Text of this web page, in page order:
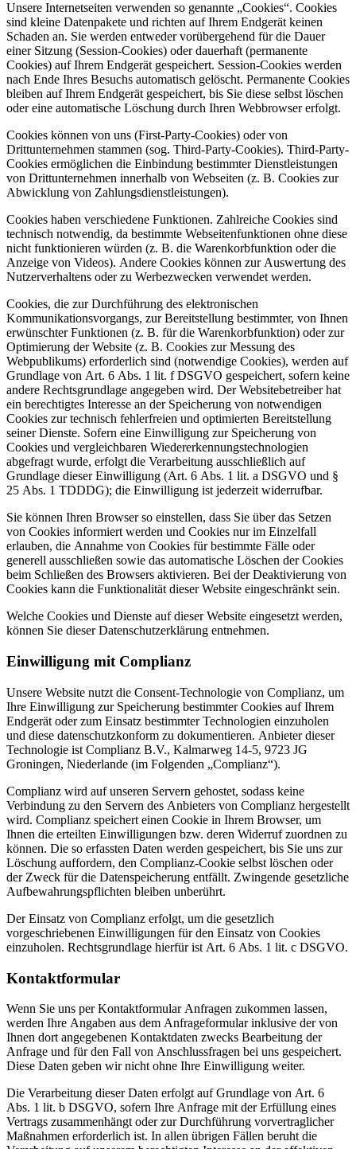
Unsere Internetseiten verwenden so genannte „Cookies“. Cookies
sind kleine Datenpakete und richten auf Ihrem Endgerät keinen
Schaden an. Sie werden entweder vorübergehend für die Dauer
einer Sitzung (Session-Cookies) oder dauerhaft (permanente
Cookies) auf Ihrem Endgerät gespeichert. Session-Cookies werden
nach Ende Ihres Besuchs automatisch gelöscht. Permanente Cookies
bleiben auf Ihrem Endgerät gespeichert, bis Sie diese selbst löschen
oder eine automatische Löschung durch Ihren Webbrowser erfolgt.
Cookies können von uns (First-Party-Cookies) oder von
Drittunternehmen stammen (sog. Third-Party-Cookies). Third-Party-
Cookies ermöglichen die Einbindung bestimmter Dienstleistungen
von Drittunternehmen innerhalb von Webseiten (z. B. Cookies zur
Abwicklung von Zahlungsdienstleistungen).
Cookies haben verschiedene Funktionen. Zahlreiche Cookies sind
technisch notwendig, da bestimmte Webseitenfunktionen ohne diese
nicht funktionieren würden (z. B. die Warenkorbfunktion oder die
Anzeige von Videos). Andere Cookies können zur Auswertung des
Nutzerverhaltens oder zu Werbezwecken verwendet werden.
Cookies, die zur Durchführung des elektronischen
Kommunikationsvorgangs, zur Bereitstellung bestimmter, von Ihnen
erwünschter Funktionen (z. B. für die Warenkorbfunktion) oder zur
Optimierung der Website (z. B. Cookies zur Messung des
Webpublikums) erforderlich sind (notwendige Cookies), werden auf
Grundlage von Art. 6 Abs. 1 lit. f DSGVO gespeichert, sofern keine
andere Rechtsgrundlage angegeben wird. Der Websitebetreiber hat
ein berechtigtes Interesse an der Speicherung von notwendigen
Cookies zur technisch fehlerfreien und optimierten Bereitstellung
seiner Dienste. Sofern eine Einwilligung zur Speicherung von
Cookies und vergleichbaren Wiedererkennungstechnologien
abgefragt wurde, erfolgt die Verarbeitung ausschließlich auf
Grundlage dieser Einwilligung (Art. 6 Abs. 1 lit. a DSGVO und §
25 Abs. 1 TDDDG); die Einwilligung ist jederzeit widerrufbar.
Sie können Ihren Browser so einstellen, dass Sie über das Setzen
von Cookies informiert werden und Cookies nur im Einzelfall
erlauben, die Annahme von Cookies für bestimmte Fälle oder
generell ausschließen sowie das automatische Löschen der Cookies
beim Schließen des Browsers aktivieren. Bei der Deaktivierung von
Cookies kann die Funktionalität dieser Website eingeschränkt sein.
Welche Cookies und Dienste auf dieser Website eingesetzt werden,
können Sie dieser Datenschutzerklärung entnehmen.
Einwilligung mit Complianz
Unsere Website nutzt die Consent-Technologie von Complianz, um
Ihre Einwilligung zur Speicherung bestimmter Cookies auf Ihrem
Endgerät oder zum Einsatz bestimmter Technologien einzuholen
und diese datenschutzkonform zu dokumentieren. Anbieter dieser
Technologie ist Complianz B.V., Kalmarweg 14-5, 9723 JG
Groningen, Niederlande (im Folgenden „Complianz“).
Complianz wird auf unseren Servern gehostet, sodass keine
Verbindung zu den Servern des Anbieters von Complianz hergestellt
wird. Complianz speichert einen Cookie in Ihrem Browser, um
Ihnen die erteilten Einwilligungen bzw. deren Widerruf zuordnen zu
können. Die so erfassten Daten werden gespeichert, bis Sie uns zur
Löschung auffordern, den Complianz-Cookie selbst löschen oder
der Zweck für die Datenspeicherung entfällt. Zwingende gesetzliche
Aufbewahrungspflichten bleiben unberührt.
Der Einsatz von Complianz erfolgt, um die gesetzlich
vorgeschriebenen Einwilligungen für den Einsatz von Cookies
einzuholen. Rechtsgrundlage hierfür ist Art. 6 Abs. 1 lit. c DSGVO.
Kontaktformular
Wenn Sie uns per Kontaktformular Anfragen zukommen lassen,
werden Ihre Angaben aus dem Anfrageformular inklusive der von
Ihnen dort angegebenen Kontaktdaten zwecks Bearbeitung der
Anfrage und für den Fall von Anschlussfragen bei uns gespeichert.
Diese Daten geben wir nicht ohne Ihre Einwilligung weiter.
Die Verarbeitung dieser Daten erfolgt auf Grundlage von Art. 6
Abs. 1 lit. b DSGVO, sofern Ihre Anfrage mit der Erfüllung eines
Vertrags zusammenhängt oder zur Durchführung vorvertraglicher
Maßnahmen erforderlich ist. In allen übrigen Fällen beruht die